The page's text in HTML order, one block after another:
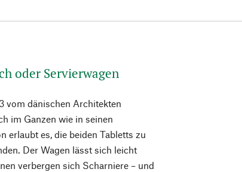
oder Servierwagen
vom dänischen Architekten
im Ganzen wie in seinen
erlaubt es, die beiden Tabletts zu
Der Wagen lässt sich leicht
verbergen sich Scharniere – und